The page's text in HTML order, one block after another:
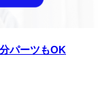
パーツもOK